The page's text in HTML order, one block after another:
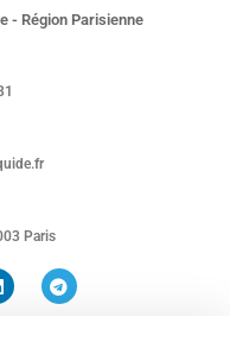
- Région Parisienne
Paris